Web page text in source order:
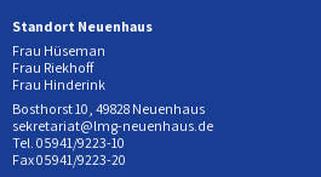
Standort Neuenhaus
Frau Hüseman
Frau Riekhoff
Frau Hinderink
Bosthorst 10, 49828 Neuenhaus
sekretariat@lmg-neuenhaus.de
Tel. 05941/9223-10
Fax 05941/9223-20